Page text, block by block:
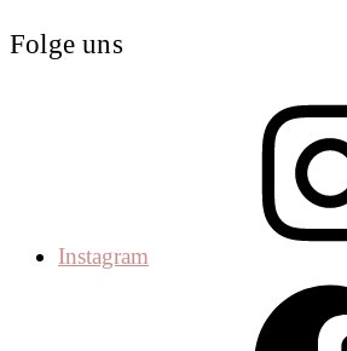
Folge uns
Instagram